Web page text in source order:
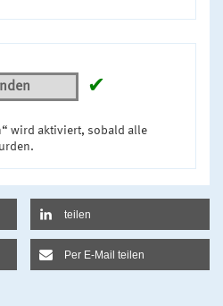
✔
wird aktiviert, sobald alle
teilen
Per E-Mail teilen